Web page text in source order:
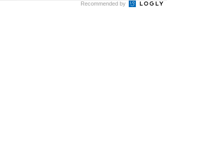
Recommended by